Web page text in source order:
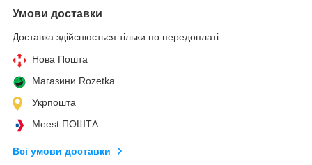
Умови доставки
Доставка здійснюється тільки по передоплаті.
Нова Пошта
Магазини Rozetka
Укрпошта
Meest ПОШТА
Всі умови доставки